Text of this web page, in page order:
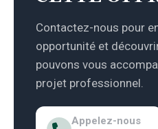
Contactez-nous pour
opportunité et
pouvons vous
projet professionnel.
Appelez-nous